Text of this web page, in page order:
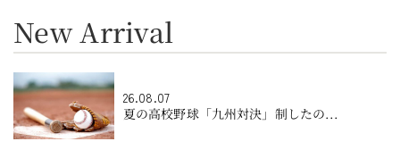
New Arrival
26.08.07
夏の高校野球「九州対決」制したの...